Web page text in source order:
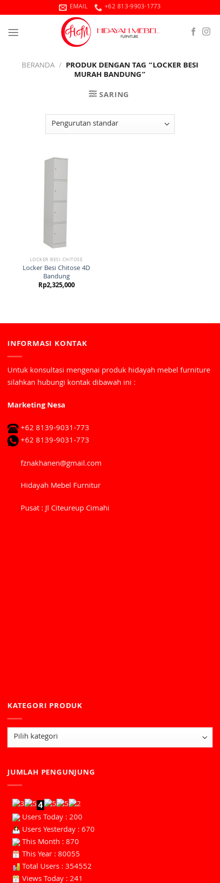
to
content
EMAIL +62 813-9903-1773
BERANDA / PRODUK DENGAN TAG “LOCKER BESI
MURAH BANDUNG”
SARING
LOCKER BESI CHITOSE
Locker Besi Chitose 4D
Bandung
Rp2,325,000
INFORMASI KONTAK
Untuk konsultasi mengenai produk hidayah mebel furniture
silahkan hubungi kontak dibawah ini :
Marketing Nesa
+62 8139-9031-773
+62 8139-9031-773
fznakhanen@gmail.com
Hidayah Mebel Furnitur
Pusat : Jl Citeureup Cimahi
KATEGORI PRODUK
JUMLAH PENGUNJUNG
Users Today : 200
Users Yesterday : 670
This Month : 870
This Year : 80055
Total Users : 354552
Views Today : 241